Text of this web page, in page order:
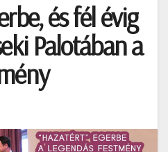
és fél évig
Palotában a